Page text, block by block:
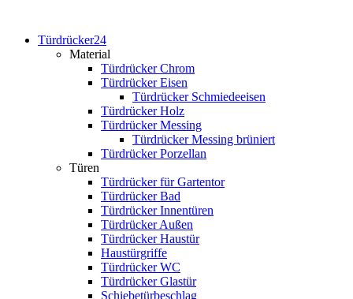
Türdrücker24
Material
Türdrücker Chrom
Türdrücker Eisen
Türdrücker Schmiedeeisen
Türdrücker Holz
Türdrücker Messing
Türdrücker Messing brüniert
Türdrücker Porzellan
Türen
Türdrücker für Gartentor
Türdrücker Bad
Türdrücker Innentüren
Türdrücker Außen
Türdrücker Haustür
Haustürgriffe
Türdrücker WC
Türdrücker Glastür
Schiebetürbeschlag